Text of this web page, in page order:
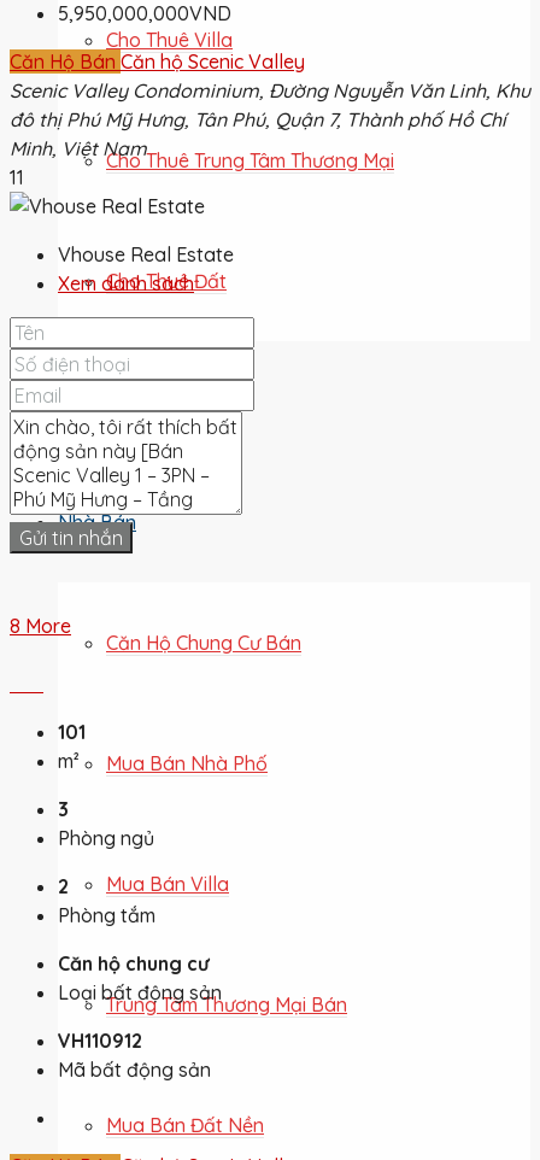
Cho Thuê Villa
Cho Thuê Trung Tâm Thương Mại
Cho Thuê Đất
Cho Thuê
Nhà Bán
Căn Hộ Chung Cư Bán
Mua Bán Nhà Phố
Mua Bán Villa
Trung Tâm Thương Mại Bán
Mua Bán Đất Nền
5,950,000,000VND
Căn Hộ Bán Căn hộ Scenic Valley
Scenic Valley Condominium, Đường Nguyễn Văn Linh, Khu
đô thị Phú Mỹ Hưng, Tân Phú, Quận 7, Thành phố Hồ Chí
Minh, Việt Nam
11
Vhouse Real Estate
Xem danh sách
Gửi tin nhắn
8 More
101
m²
3
Phòng ngủ
2
Phòng tắm
Căn hộ chung cư
Loại bất động sản
VH110912
Mã bất động sản